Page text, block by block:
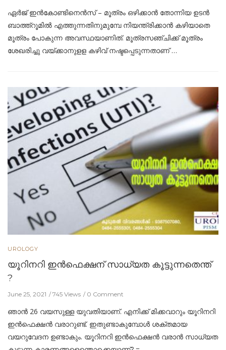
ഏര്‍ജ് ഇന്‍കോണ്ടിനെന്‍സ് – മൂത്രം ഒഴിക്കാന്‍ തോന്നിയ ഉടന്‍
ബാത്ത്‌റൂമില്‍ എത്തുന്നതിനുമുമ്പേ നിയന്ത്രിക്കാന്‍ കഴിയാതെ
മൂത്രം പോകുന്ന അവസ്ഥയാണിത്. മൂത്രസഞ്ചിക്ക് മൂത്രം
ശേഖരിച്ചു വയ്ക്കാനുളള കഴിവ് നഷ്ടപ്പെടുന്നതാണ് …
UROLOGY
യൂറിനറി ഇന്‍ഫെക്ഷന് സാധ്യത കൂട്ടുന്നതെന്ത്
?
June 25, 2021 745 Views 0 Comment
ഞാന്‍ 26 വയസുള്ള യുവതിയാണ്. എനിക്ക് മിക്കവാറും യൂറിനറി
ഇന്‍ഫെക്ഷന്‍ വരാറുണ്ട്. ഇതുണ്ടാകുമ്പോള്‍ ശക്തമായ
വയറുവേദന ഉണ്ടാകും. യൂറിനറി ഇന്‍ഫെക്ഷന്‍ വരാന്‍ സാധ്യത